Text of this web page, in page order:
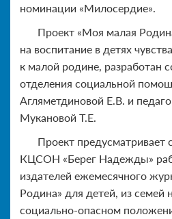
номинации «Милосердие».
Проект «Моя малая
на воспитание в детях
к малой родине, разработан
отделения социальной
Агляметдиновой Е.В. и
Мукановой Т.Е.
Проект предусматривает
КЦСОН «Берег Надежды»
издателей ежемесячного
Родина» для детей, из семей
социально-опасном